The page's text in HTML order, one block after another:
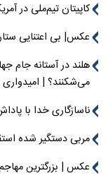
کاپیتان تیم‌ملی در
عکس| بی اعتنایی
می‌شکنند؟ |
ناسازگاری خدا با
مربی دستگیر شده
عکس | بزرگترین